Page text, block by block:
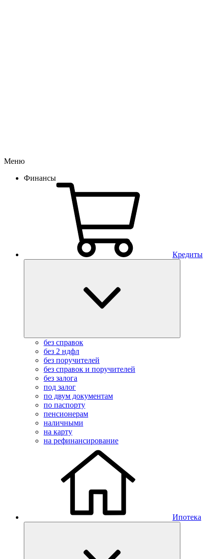
Меню
Финансы
Кредиты
без справок
без 2 ндфл
без поручителей
без справок и поручителей
без залога
под залог
по двум документам
по паспорту
пенсионерам
наличными
на карту
на рефинансирование
Ипотека